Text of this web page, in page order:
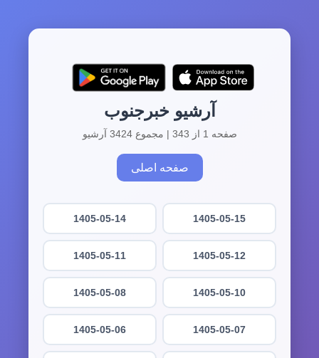
آرشیو خبرجنوب
صفحه 1 از 343 | مجموع 3424 آرشیو
صفحه اصلی
1405-05-15
1405-05-14
1405-05-12
1405-05-11
1405-05-10
1405-05-08
1405-05-07
1405-05-06